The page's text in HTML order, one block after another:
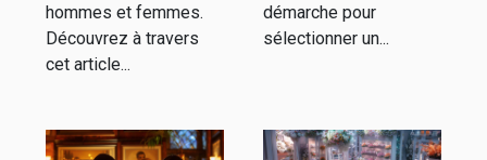
hommes et femmes.
Découvrez à travers
cet article...
démarche pour
sélectionner un...